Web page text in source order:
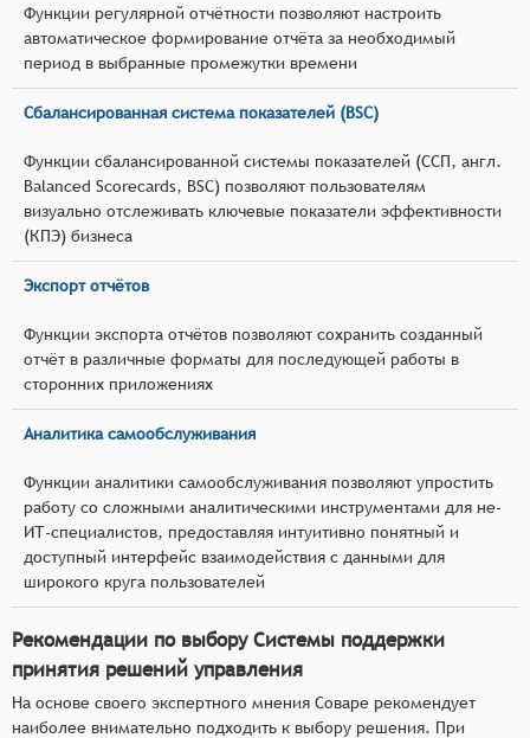
Функции регулярной отчётности позволяют настроить
автоматическое формирование отчёта за необходимый
период в выбранные промежутки времени
Сбалансированная система показателей (BSC)
Функции сбалансированной системы показателей (ССП, англ.
Balanced Scorecards, BSC) позволяют пользователям
визуально отслеживать ключевые показатели эффективности
(КПЭ) бизнеса
Экспорт отчётов
Функции экспорта отчётов позволяют сохранить созданный
отчёт в различные форматы для последующей работы в
сторонних приложениях
Аналитика самообслуживания
Функции аналитики самообслуживания позволяют упростить
работу со сложными аналитическими инструментами для не-
ИТ-специалистов, предоставляя интуитивно понятный и
доступный интерфейс взаимодействия с данными для
широкого круга пользователей
Рекомендации по выбору Системы поддержки
принятия решений управления
На основе своего экспертного мнения Соваре рекомендует
наиболее внимательно подходить к выбору решения. При